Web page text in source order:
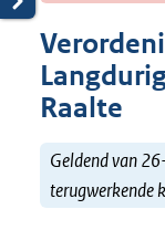
Raalte
Geldend van